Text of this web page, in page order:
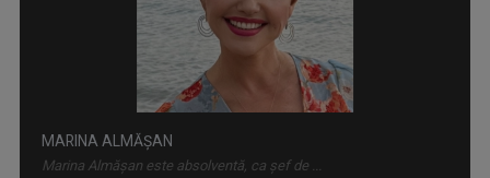
MARINA ALMĂȘAN
Marina Almăşan este absolventă, ca şef de ...